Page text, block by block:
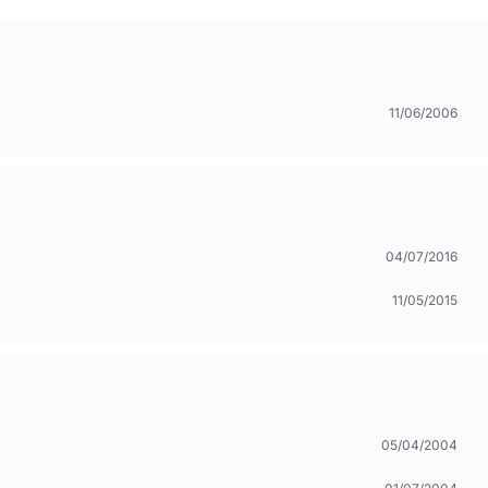
11/06/2006
04/07/2016
11/05/2015
05/04/2004